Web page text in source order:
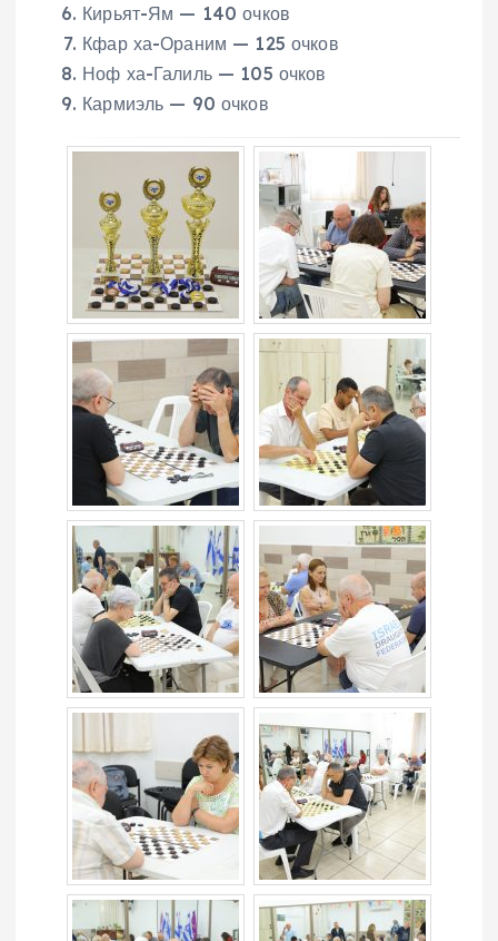
Кирьят-Ям — 140 очков
Кфар ха-Ораним — 125 очков
Ноф ха-Галиль — 105 очков
Кармиэль — 90 очков